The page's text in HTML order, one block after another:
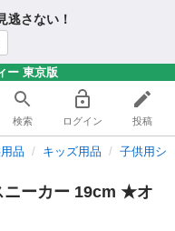
逃さない！
ー 東京版
検索 ログイン 投稿
品 キッズ用品 子供用シ
ニーカー 19cm ★オ